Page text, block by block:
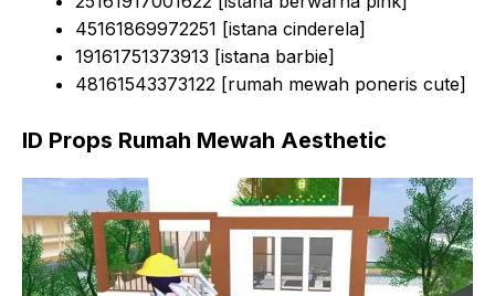
45161869972251 [istana cinderela]
19161751373913 [istana barbie]
48161543373122 [rumah mewah poneris cute]
ID Props Rumah Mewah Aesthetic